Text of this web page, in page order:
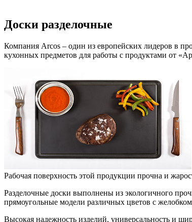
Доски разделочные
Компания Arcos – один из европейских лидеров в
кухонных предметов для работы с продуктами от
Рабочая поверхность этой продукции прочна и
Разделочные доски выполнены из экологичного
прямоугольные модели различных цветов с
Высокая надежность изделий, универсальность и